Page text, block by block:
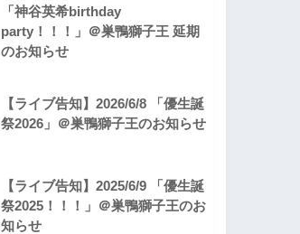
「神谷英希birthday
party！！！」＠巣鴨獅子王 延期
のお知らせ
【ライブ告知】2026/6/8 「優生誕
祭2026」＠巣鴨獅子王のお知らせ
【ライブ告知】2025/6/9 「優生誕
祭2025！！！」＠巣鴨獅子王のお
知らせ